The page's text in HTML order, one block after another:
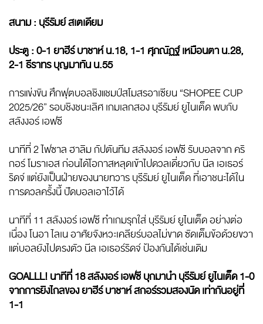
สนาม : บุรีรัมย์ สเตเดียม
ประตู : 0-1 ยาฮีร์ บาชาห์ น.18, 1-1 ศุภณัฏฐ์ เหมือนตา น.28,
2-1 ธีราทร บุญมาทัน น.55
การแข่งขัน ศึกฟุตบอลชิงแชมป์สโมสรอาเซียน “SHOPEE CUP
2025/26” รอบชิงชนะเลิศ เกมเลกสอง บุรีรัมย์ ยูไนเต็ด พบกับ
สลังงอร์ เอฟซี
นาทีที่ 2 ไฟซาล ฮาลิม กัปตันทีม สลังงอร์ เอฟซี รับบอลจาก คริ
กอร์ โมราเอส ก่อนได้โอกาสหลุดเข้าไปดวลเดี่ยวกับ นีล เอเธอร์
ริดจ์ แต่ยังเป็นฝ่ายของนายทวาร บุรีรัมย์ ยูไนเต็ด ที่เอาชนะได้ใน
การดวลครั้งนี้ ปัดบอลเอาไว้ได้
นาทีที่ 11 สลังงอร์ เอฟซี ทำเกมรุกใส่ บุรีรัมย์ ยูไนเต็ด อย่างต่อ
เนื่อง โนอา ไลเน อาศัยจังหวะเคลียร์บอลไม่ขาด ซัดเต็มข้อด้วยขวา
แต่บอลยังไปตรงตัว นีล เอเธอร์ริดจ์ ป้องกันได้เช่นเดิม
GOALLL! นาทีที่ 18 สลังงอร์ เอฟซี บุกมานำ บุรีรัมย์ ยูไนเต็ด 1-0
จากการยิงไกลของ ยาฮีร์ บาชาห์ สกอร์รวมสองนัด เท่ากันอยู่ที่
1-1